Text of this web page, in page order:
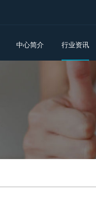
中心简介 行业资讯